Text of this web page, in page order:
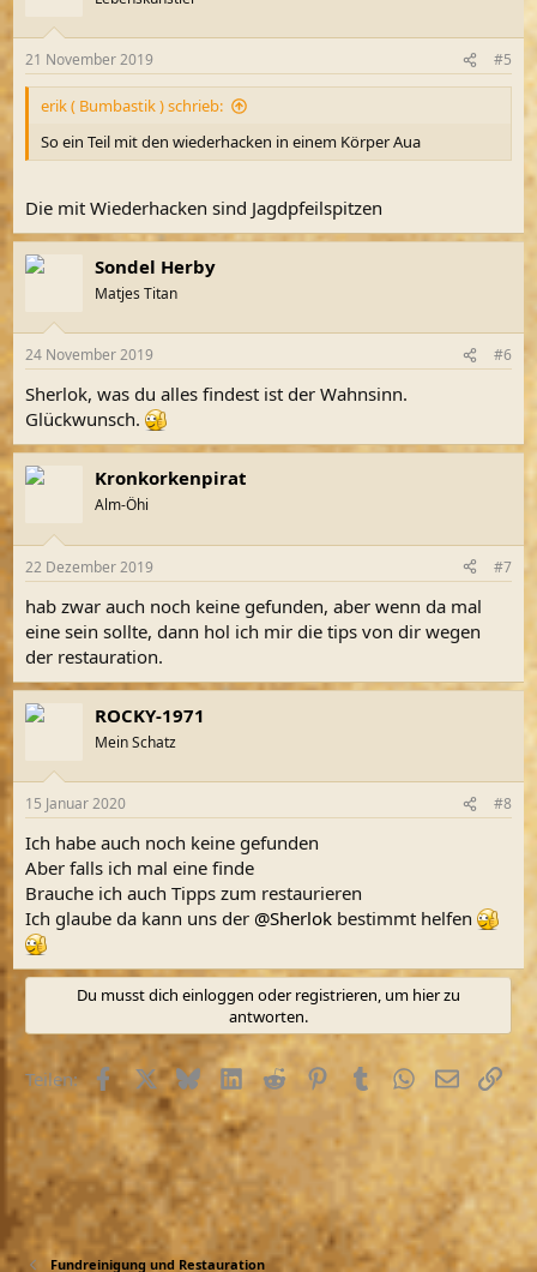
21 November 2019 #5
erik ( Bumbastik ) schrieb:
So ein Teil mit den wiederhacken in einem Körper Aua
Die mit Wiederhacken sind Jagdpfeilspitzen
Sondel Herby
Matjes Titan
24 November 2019 #6
Sherlok, was du alles findest ist der Wahnsinn.
Glückwunsch.
Kronkorkenpirat
Alm-Öhi
22 Dezember 2019 #7
hab zwar auch noch keine gefunden, aber wenn da mal
eine sein sollte, dann hol ich mir die tips von dir wegen
der restauration.
ROCKY-1971
Mein Schatz
15 Januar 2020 #8
Ich habe auch noch keine gefunden
Aber falls ich mal eine finde
Brauche ich auch Tipps zum restaurieren
Ich glaube da kann uns der @Sherlok bestimmt helfen
Du musst dich einloggen oder registrieren, um hier zu
antworten.
Teilen: FacebookX (Twitter)
BlueskyLinkedInReddit PinterestTumblrWhatsApp
E-MailLink
Fundreinigung und Restauration